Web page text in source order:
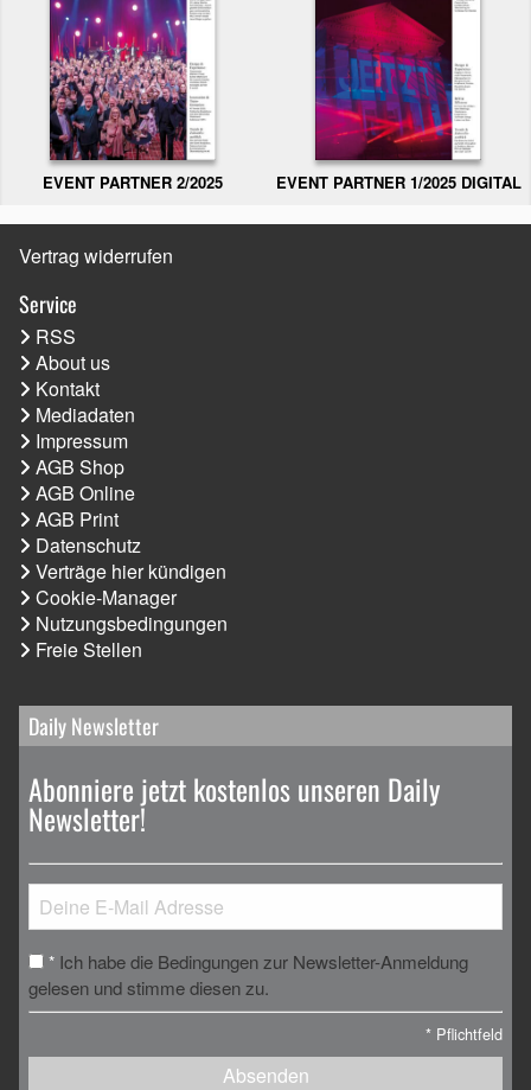
EVENT PARTNER 2/2025 EVENT PARTNER 1/2025 DIGITAL
Vertrag widerrufen
Service
RSS
About us
Kontakt
Mediadaten
Impressum
AGB Shop
AGB Online
AGB Print
Datenschutz
Verträge hier kündigen
Cookie-Manager
Nutzungsbedingungen
Freie Stellen
Daily Newsletter
Abonniere jetzt kostenlos unseren Daily
Newsletter!
* Ich habe die Bedingungen zur Newsletter-Anmeldung
gelesen und stimme diesen zu.
* Pflichtfeld
Absenden